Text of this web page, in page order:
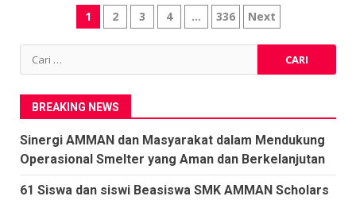
Paginasi
pos
1 2 3 4 … 336 Next
Cari
untuk:
BREAKING NEWS
Sinergi AMMAN dan Masyarakat dalam Mendukung
Operasional Smelter yang Aman dan Berkelanjutan
61 Siswa dan siswi Beasiswa SMK AMMAN Scholars